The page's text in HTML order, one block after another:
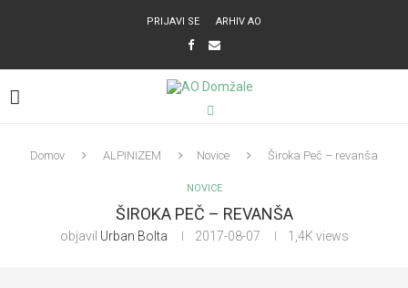
PRIJAVI SE ARHIV AO
Domov ALPINIZEM Novice Široka Peč – revanša
NOVICE
ŠIROKA PEČ – REVANŠA
objavil Urban Bolta 2017-08-07 1,4K views